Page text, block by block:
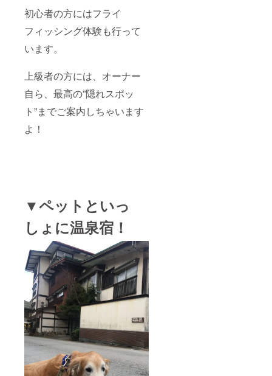
初心者の方にはフライ
フィッシング体験も行って
います。
上級者の方には、オーナー
自ら、最高の”隠れスポッ
ト”までご案内しちゃいます
よ！
▼ペットといっ
しょに温泉宿！